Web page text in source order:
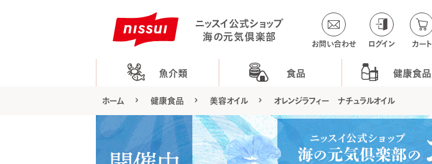
ニッスイ公式ショップ
海の元気倶楽部
お問い合わせ ログイン カート
魚介類 食品 健康食品
ホーム 健康食品 美容オイル オレンジラフィー ナチュラルオイル